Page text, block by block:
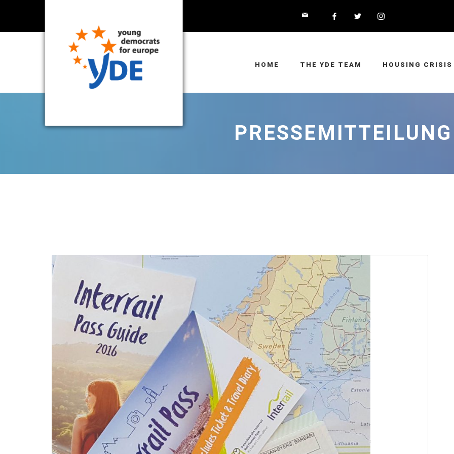
HOME THE YDE TEAM HOUSING CRISIS
⁠⁠⁠PRESSEMITTEILUNG
Detention of Enes Hocaoğulları
SECGEN ,17 AUG ’25
Support for LYMEC and ALDE
party
,4 MAR ’25
YDE fully supports
President Zelensky
and the Ukrainian
heroes
SECGEN, 1 MAR ’25
THEY ARE “RIGHT”: EUROPE HAS
A MIGRATION PROBLEM. BUT IT
IS EMIGRATION, NOT
IMMIGRATION.
SECGEN,19 JUN ’26
Bentornata a casa, Pina Picierno
SECGEN,8 JUN ’26
Welcome home, Pina Picierno
SECGEN, 8 JUN ’26